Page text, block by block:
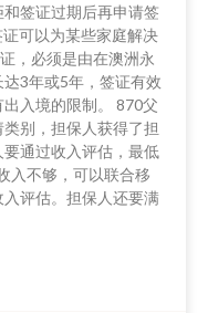
签证过期后再申请签
可以为某些家庭解决
，必须是由在澳洲永
3年或5年，签证有效
入境的限制。 870父
别，担保人获得了担
通过收入评估，最低
入不够，可以联合移
评估。担保人还要满